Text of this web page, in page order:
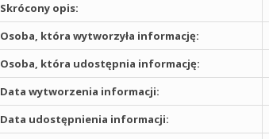
Skrócony opis:
Osoba, która wytworzyła informację:
Osoba, która udostępnia informację:
Data wytworzenia informacji:
Data udostępnienia informacji: